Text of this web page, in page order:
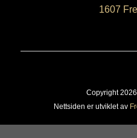
1607
Copyright
Nettsiden er utviklet av